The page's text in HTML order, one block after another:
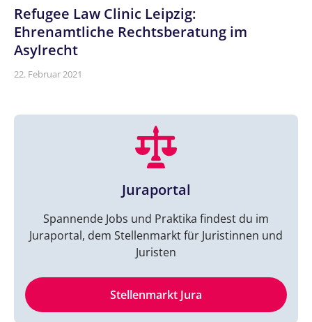
Refugee Law Clinic Leipzig:
Ehrenamtliche Rechtsberatung im
Asylrecht
22. Februar 2021
Juraportal
Spannende Jobs und Praktika findest du im
Juraportal, dem Stellenmarkt für Juristinnen und
Juristen
Stellenmarkt Jura